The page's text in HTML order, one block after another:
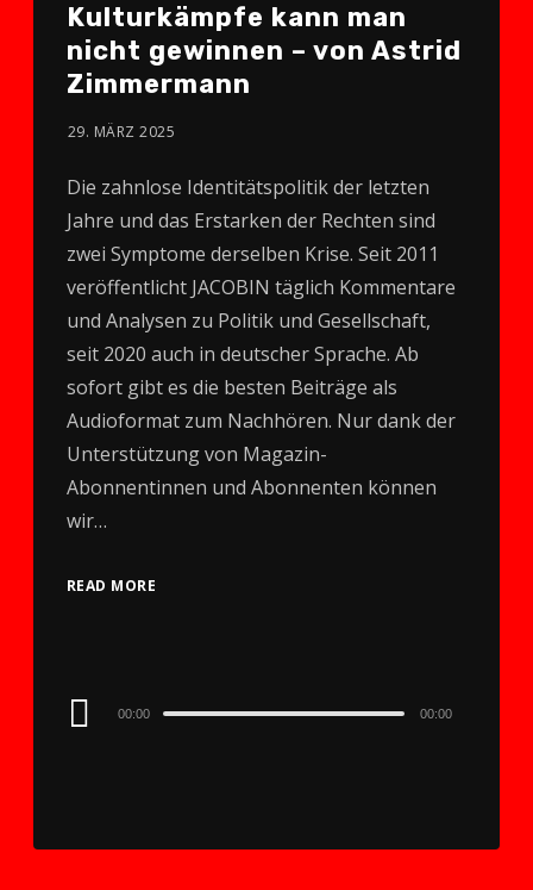
Kulturkämpfe kann man
nicht gewinnen – von Astrid
Zimmermann
29. MÄRZ 2025
Die zahnlose Identitätspolitik der letzten
Jahre und das Erstarken der Rechten sind
zwei Symptome derselben Krise. Seit 2011
veröffentlicht JACOBIN täglich Kommentare
und Analysen zu Politik und Gesellschaft,
seit 2020 auch in deutscher Sprache. Ab
sofort gibt es die besten Beiträge als
Audioformat zum Nachhören. Nur dank der
Unterstützung von Magazin-
Abonnentinnen und Abonnenten können
wir…
READ MORE
Audio
00:00 00:00